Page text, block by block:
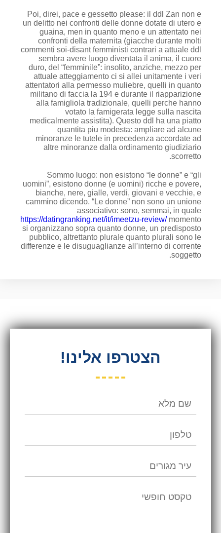
Poi, direi, pace e gessetto please: il ddl Zan non e
un delitto nei confronti delle donne dotate di utero e
guaina, men in quanto meno e un attentato nei
confronti della maternita (giacche durante molti
commenti soi-disant femministi contrari a attuale ddl
sembra avere luogo diventata il anima, il cuore
duro, del “femminile”: insolito, anziche, mezzo per
attuale atteggiamento ci si allei unitamente i veri
attentatori alla permesso muliebre, quelli in quanto
militano di faccia la 194 e durante il riapparizione
alla famigliola tradizionale, quelli perche hanno
votato la famigerata legge sulla nascita
medicalmente assistita). Questo ddl ha una piatto
quantita piu modesta: ampliare ad alcune
minoranze le tutele in precedenza accordate ad
altre minoranze dalla ordinamento giudiziario
scorretto.
Sommo luogo: non esistono “le donne” e “gli
uomini”, esistono donne (e uomini) ricche e povere,
bianche, nere, gialle, verdi, giovani e vecchie, e
cammino dicendo. “Le donne” non sono un unione
associativo: sono, semmai, in quale
https://datingranking.net/it/imeetzu-review/momento
si organizzano sopra quanto donne, un predisposto
pubblico, altrettanto plurale quanto plurali sono le
differenze e le disuguaglianze all’interno di corrente
soggetto.
הצטרפו אלינו!